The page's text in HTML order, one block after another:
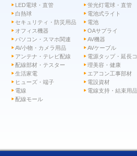
LED電球・直管
蛍光灯電球・直管
白熱球
電池式ライト
セキュリティ・防災用品
電池
オフィス機器
OAサプライ
パソコン・スマホ関連
AV機器
AV小物・カメラ用品
AVケーブル
アンテナ・テレビ配線
電源タップ・延長
配線部材・テスター
理美容・健康
生活家電
エアコン工事部材
ヒューズ・端子
電設資材
電線
電線支持・結束用品
配線モール